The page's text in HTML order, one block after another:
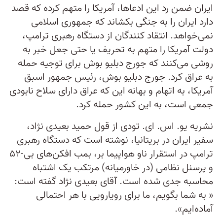
ایران ضمن رد این ادعاها، آمریکا را متهم کرده که قصد
دارد ایران را به جنگی بکشاند که جمهوری اسلامی
نمی‌خواهد. انتقاد کنندگان از دستگاه رهبری ترامپ،
دولت آمریکا را متهم به تحریف یا حتی جعل خبر به
روشی می‌کنند که جورج دبلیو بوش برای توجیه حمله
به عراق کرد. جورج دبلیو بوش، رئیس جمهور اسبق
آمریکا، به اتهام و بهانه این که عراق دارای سلاح نابودی
جمعی است، به این کشور حمله کرد.
نشریه یو. اس. ای. تودی از قول حمید بعیدی نژاد،
سفیر ایران در بریتانیا، نوشته است که دستگاه رهبری
ترامپ در استقرار ناو هواپیما بر، بمب افکن‌های بی-۵۲
و پرسنل نظامی (در خاورمیانه) مرتکب یک اشتباه
محاسبه جدی شده است. آقای بعیدی نژاد گفته است:
« به شما بگویم، ما برای رویارویی با هر احتمالی
آماده‌ایم».